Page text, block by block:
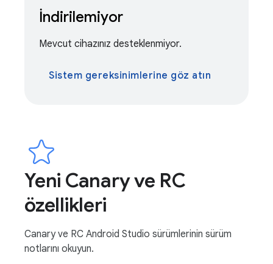
İndirilemiyor
Mevcut cihazınız desteklenmiyor.
Sistem gereksinimlerine göz atın
Yeni Canary ve RC
özellikleri
Canary ve RC Android Studio sürümlerinin sürüm
notlarını okuyun.